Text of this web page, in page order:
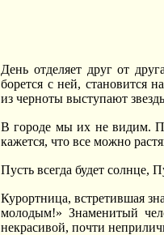
День отделяет друг от
борется с ней, становится
из черноты выступают
В городе мы их не видим.
кажется, что все можно
Пусть всегда будет солнце,
Курортница, встретившая
молодым!» Знаменитый
некрасивой, почти